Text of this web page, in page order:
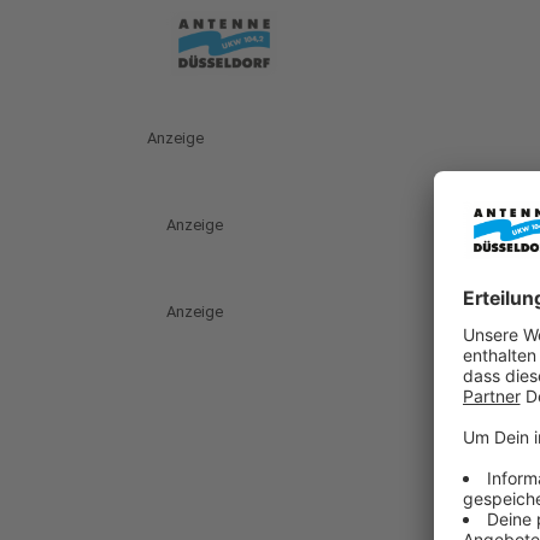
Anzeige
Anzeige
Anzeige